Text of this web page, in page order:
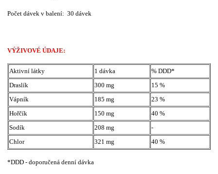
Počet dávek v balení: 30 dávek
VÝŽIVOVÉ ÚDAJE:
Aktivní látky 1 dávka
% DDD*
Draslík
300 mg
15 %
Vápník
185 mg
23 %
Hořčík
150 mg
40 %
Sodík
208 mg
-
Chlor
321 mg 40 %
*DDD - doporučená denní dávka